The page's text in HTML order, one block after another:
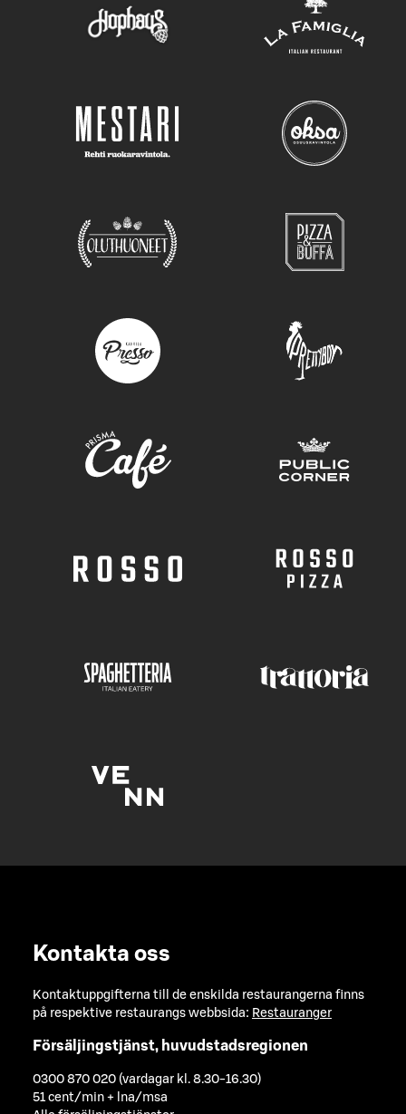
Kontakta oss
Kontaktuppgifterna till de enskilda restaurangerna finns
på respektive restaurangs webbsida: Restauranger
Försäljingstjänst, huvudstadsregionen
0300 870 020 (vardagar kl. 8.30-16.30)
51 cent/min + lna/msa